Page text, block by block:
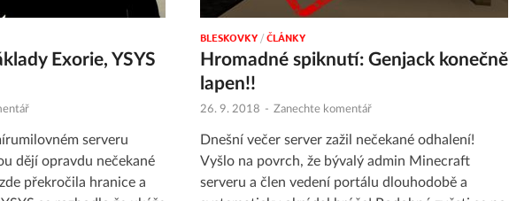
Exorie, YSYS
serveru
dějí opravdu nečekané
překročila hranice a
BLESKOVKY /ČLÁNKY
Hromadné spiknutí: Genjack konečně
lapen!!
26. 9. 2018 - Zanechte komentář
Dnešní večer server zažil nečekané odhalení!
Vyšlo na povrch, že bývalý admin Minecraft
serveru a člen vedení portálu dlouhodobě a